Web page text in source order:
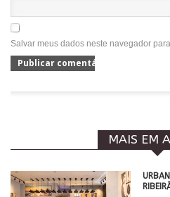
Salvar meus dados neste navegador
MAIS EM